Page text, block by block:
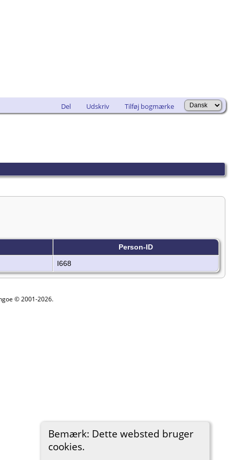
Del Udskriv Tilføj bogmærke
Bemærk: Dette websted bruger
cookies.
Person-ID
I668
© 2001-2026.